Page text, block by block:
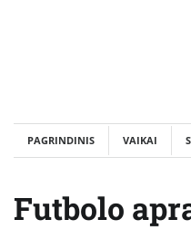
PAGRINDINIS VAIKAI
Futbolo